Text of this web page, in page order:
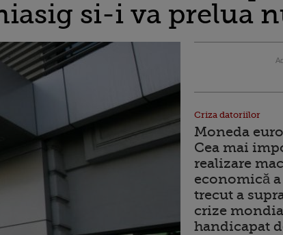
si-i va prelua
Criza datoriilor
Moneda
Cea mai
realizare
economică
trecut a
crize
handicapat